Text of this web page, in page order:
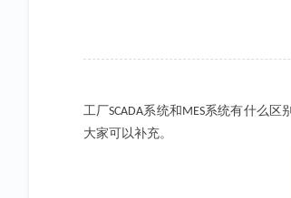
工厂SCADA系统和 MES系统有什么区
大家可以补充。